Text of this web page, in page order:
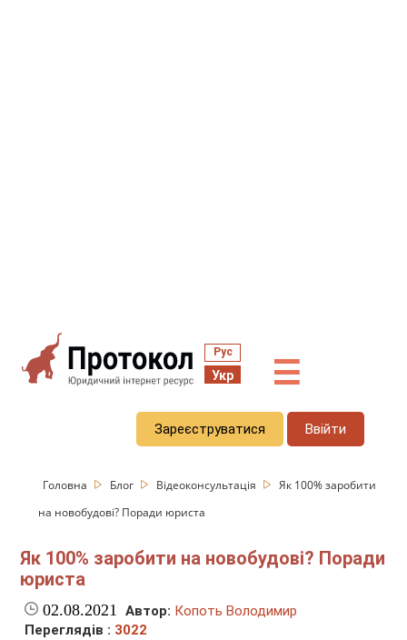
Рус
Укр ☰
Зареєструватися Ввійти
Головна Блог Відеоконсультація
Як 100% заробити
на новобудові? Поради юриста
Як 100% заробити на новобудові? Поради
юриста
02.08.2021 Автор: Копоть Володимир
Переглядів : 3022